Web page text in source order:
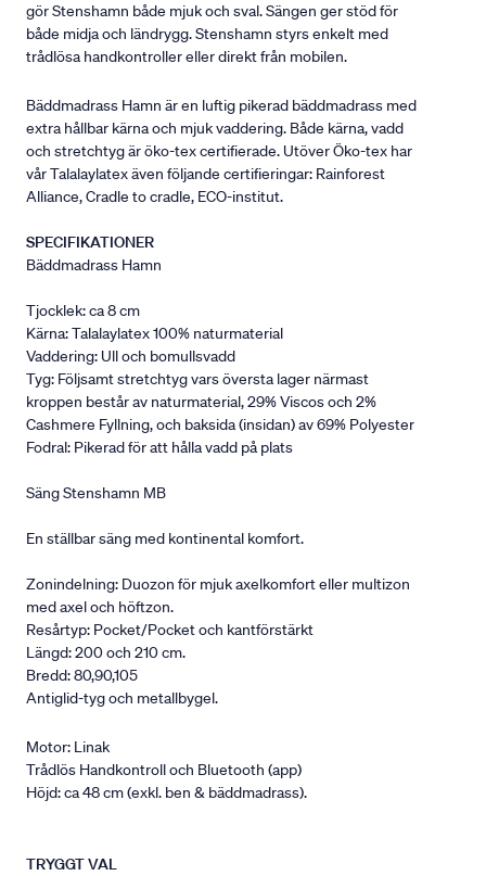
gör Stenshamn både mjuk och sval. Sängen ger stöd för
både midja och ländrygg. Stenshamn styrs enkelt med
trådlösa handkontroller eller direkt från mobilen.
Bäddmadrass Hamn är en luftig pikerad bäddmadrass med
extra hållbar kärna och mjuk vaddering. Både kärna, vadd
och stretchtyg är öko-tex certifierade. Utöver Öko-tex har
vår Talalaylatex även följande certifieringar: Rainforest
Alliance, Cradle to cradle, ECO-institut.
SPECIFIKATIONER
Bäddmadrass Hamn
Tjocklek: ca 8 cm
Kärna: Talalaylatex 100% naturmaterial
Vaddering: Ull och bomullsvadd
Tyg: Följsamt stretchtyg vars översta lager närmast
kroppen består av naturmaterial, 29% Viscos och 2%
Cashmere Fyllning, och baksida (insidan) av 69% Polyester
Fodral: Pikerad för att hålla vadd på plats
Säng Stenshamn MB
En ställbar säng med kontinental komfort.
Zonindelning: Duozon för mjuk axelkomfort eller multizon
med axel och höftzon.
Resårtyp: Pocket/Pocket och kantförstärkt
Längd: 200 och 210 cm.
Bredd: 80,90,105
Antiglid-tyg och metallbygel.
Motor: Linak
Trådlös Handkontroll och Bluetooth (app)
Höjd: ca 48 cm (exkl. ben & bäddmadrass).
TRYGGT VAL